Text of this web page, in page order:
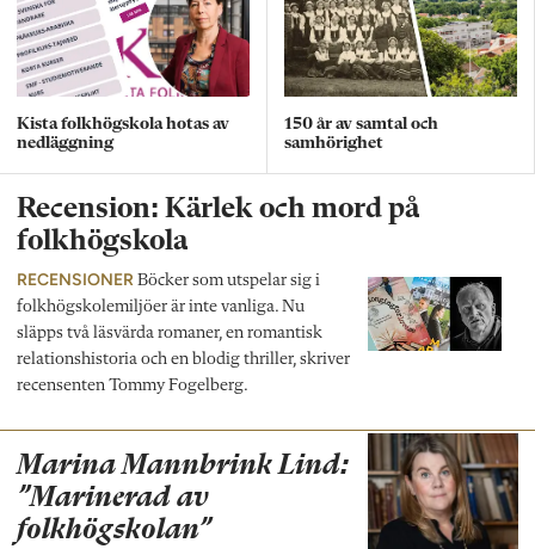
Kista folkhögskola hotas av
nedläggning
150 år av samtal och
samhörighet
Recension: Kärlek och mord på
folkhögskola
RECENSIONER Böcker som utspelar sig i
folkhögskolemiljöer är inte vanliga. Nu
släpps två läsvärda romaner, en romantisk
relationshistoria och en blodig thriller, skriver
recensenten Tommy Fogelberg.
Marina Mannbrink Lind:
”Marinerad av
folkhögskolan”